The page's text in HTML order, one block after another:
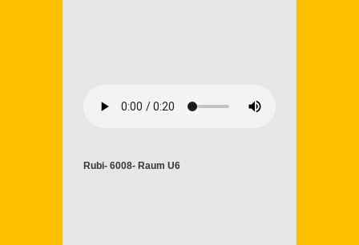
Rubi- 6008- Raum U6